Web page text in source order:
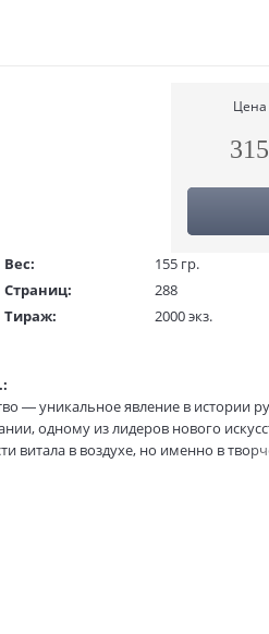
Цена
315
Вес:
155 гр.
Страниц:
288
Тираж:
2000 экз.
ISBN:
В продаже с:
— уникальное явление в истории
одному из лидеров нового
в воздухе, но именно в
к стене и стоявшая на боку» — так